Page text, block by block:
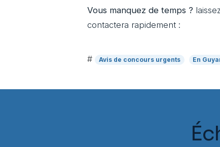
Vous manquez de temps ?
contactera rapidement :
# Avis de concours urgents En